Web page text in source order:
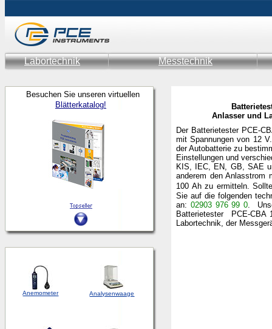
Labortechnik Messtechnik
Besuchen Sie unseren virtuellen
Blätterkatalog!
Anemometer Analysenwaage
Anlasser und
Der Batterietester PCE-
mit Spannungen von 12
der Autobatterie zu
Einstellungen und
KIS, IEC, EN, GB, SAE
anderem den Anlasstrom
100 Ah zu ermitteln.
Sie auf die folgenden
an: 02903 976 99 0.
Batterietester PCE-CBA
Labortechnik, der